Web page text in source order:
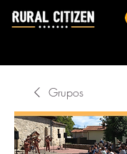
Grupos